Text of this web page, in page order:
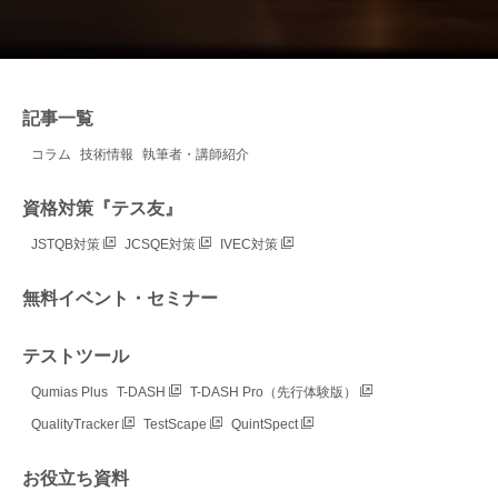
記事一覧
コラム 技術情報 執筆者・講師紹介
資格対策『テス友』
JSTQB対策 JCSQE対策 IVEC対策
無料イベント・セミナー
テストツール
Qumias Plus T-DASH T-DASH Pro（先行体験版）
QualityTracker TestScape QuintSpect
お役立ち資料